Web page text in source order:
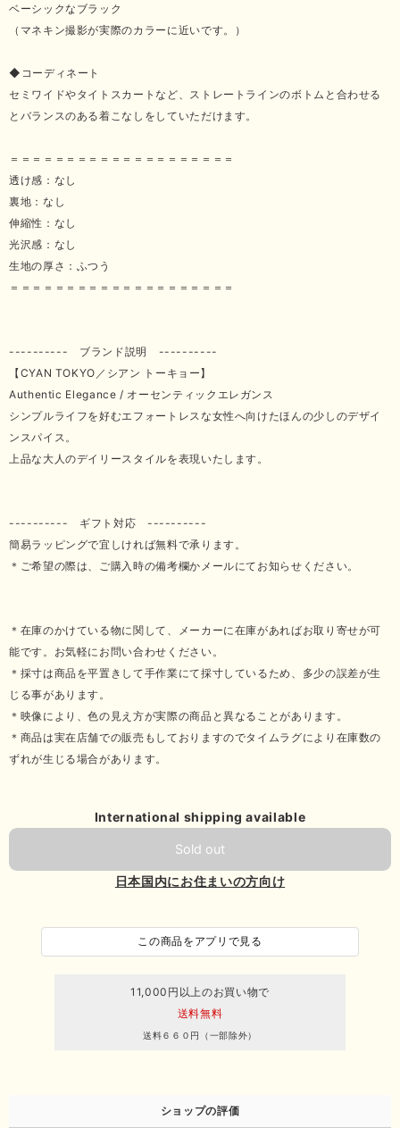
ベーシックなブラック
（マネキン撮影が実際のカラーに近いです。）
◆コーディネート
セミワイドやタイトスカートなど、ストレートラインのボトムと合わせる
とバランスのある着こなしをしていただけます。
＝＝＝＝＝＝＝＝＝＝＝＝＝＝＝＝＝＝＝＝
透け感：なし
裏地：なし
伸縮性：なし
光沢感：なし
生地の厚さ：ふつう
＝＝＝＝＝＝＝＝＝＝＝＝＝＝＝＝＝＝＝＝
---------- ブランド説明 ----------
【CYAN TOKYO／シアン トーキョー】
Authentic Elegance / オーセンティックエレガンス
シンプルライフを好むエフォートレスな女性へ向けたほんの少しのデザイ
ンスパイス。
上品な大人のデイリースタイルを表現いたします。
---------- ギフト対応 ----------
簡易ラッピングで宜しければ無料で承ります。
＊ご希望の際は、ご購入時の備考欄かメールにてお知らせください。
＊在庫のかけている物に関して、メーカーに在庫があればお取り寄せが可
能です。お気軽にお問い合わせください。
＊採寸は商品を平置きして手作業にて採寸しているため、多少の誤差が生
じる事があります。
＊映像により、色の見え方が実際の商品と異なることがあります。
＊商品は実在店舗での販売もしておりますのでタイムラグにより在庫数の
ずれが生じる場合があります。
International shipping available
Sold out
日本国内にお住まいの方向け
この商品をアプリで見る
11,000円以上のお買い物で
送料無料
送料６６０円（一部除外）
ショップの評価